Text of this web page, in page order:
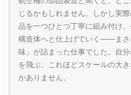
じるかもしれません。しかし実
品を一つひとつ丁寧に組み付け
構造体へと仕上げていく――まさ
味」が詰まった仕事でした。自
を飛ぶ。これほどスケールの大
かありません。